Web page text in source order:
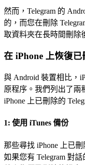
然而，Telegram 的
的，而您在刪除
取資料夾在長時間刪除
在 iPhone 上恢復
與 Android 裝置相比，
原程序。我們列出了兩
iPhone 上已刪除的
1: 使用 iTunes 備份
那些尋找 iPhone 上已
如果您有 Telegram 對